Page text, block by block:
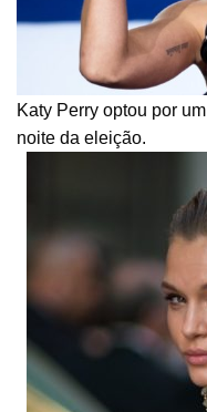
Katy Perry optou por
noite da eleição.